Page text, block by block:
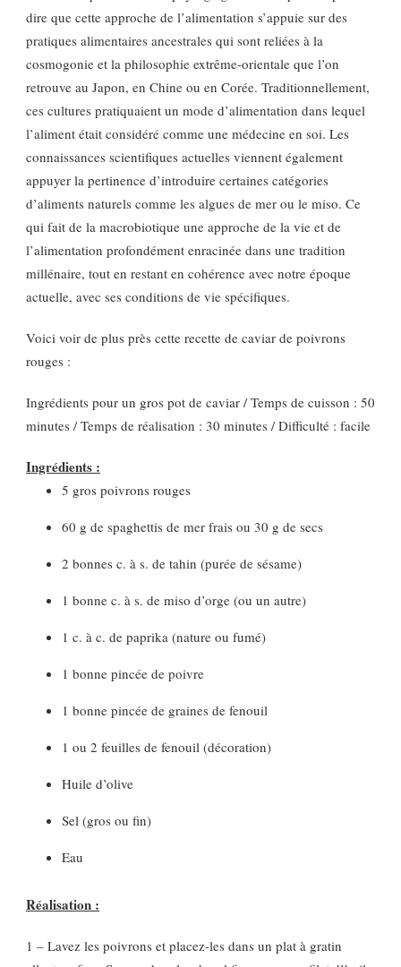
dire que cette approche de l’alimentation s’appuie sur des
pratiques alimentaires ancestrales qui sont reliées à la
cosmogonie et la philosophie extrême-orientale que l’on
retrouve au Japon, en Chine ou en Corée. Traditionnellement,
ces cultures pratiquaient un mode d’alimentation dans lequel
l’aliment était considéré comme une médecine en soi. Les
connaissances scientifiques actuelles viennent également
appuyer la pertinence d’introduire certaines catégories
d’aliments naturels comme les algues de mer ou le miso. Ce
qui fait de la macrobiotique une approche de la vie et de
l’alimentation profondément enracinée dans une tradition
millénaire, tout en restant en cohérence avec notre époque
actuelle, avec ses conditions de vie spécifiques.
Voici voir de plus près cette recette de caviar de poivrons
rouges :
Ingrédients pour un gros pot de caviar / Temps de cuisson : 50
minutes / Temps de réalisation : 30 minutes / Difficulté : facile
Ingrédients :
5 gros poivrons rouges
60 g de spaghettis de mer frais ou 30 g de secs
2 bonnes c. à s. de tahin (purée de sésame)
1 bonne c. à s. de miso d’orge (ou un autre)
1 c. à c. de paprika (nature ou fumé)
1 bonne pincée de poivre
1 bonne pincée de graines de fenouil
1 ou 2 feuilles de fenouil (décoration)
Huile d’olive
Sel (gros ou fin)
Eau
Réalisation :
1 – Lavez les poivrons et placez-les dans un plat à gratin